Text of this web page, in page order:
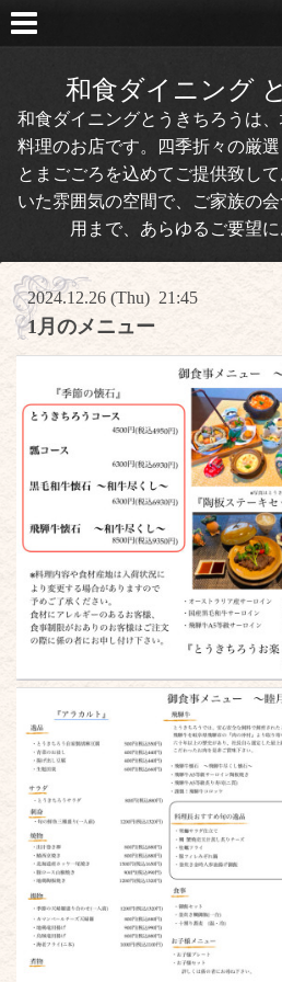
和食ダイニング
和食ダイニングとうきちろうは
料理のお店です。四季折々の厳
とまごごろを込めてご提供致し
いた雰囲気の空間で、ご家族の
用まで、あらゆるご要望に
2024.12.26 (Thu) 21:45
1月のメニュー